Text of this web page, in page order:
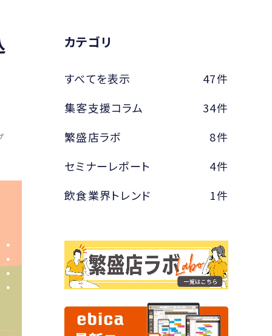
カテゴリ
すべてを表示
47件
集客支援コラム
34件
繁盛店ラボ
8件
セミナーレポート
4件
飲食業界トレンド
1件